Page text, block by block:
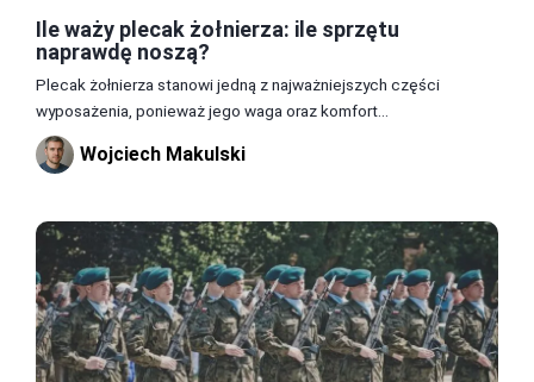
Ile waży plecak żołnierza: ile sprzętu
naprawdę noszą?
Plecak żołnierza stanowi jedną z najważniejszych części
wyposażenia, ponieważ jego waga oraz komfort...
Wojciech Makulski